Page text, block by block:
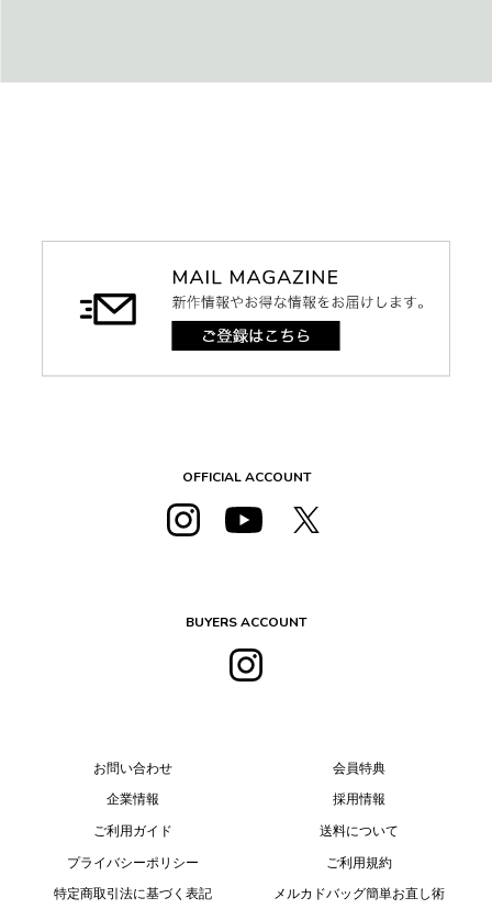
OFFICIAL ACCOUNT
BUYERS ACCOUNT
お問い合わせ
企業情報
ご利用ガイド
プライバシーポリシー
特定商取引法に基づく表記
会員特典
採用情報
送料について
ご利用規約
メルカドバッグ簡単お直し術